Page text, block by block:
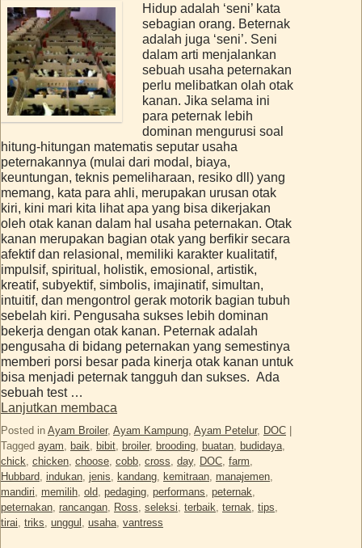
Hidup adalah ‘seni’ kata
sebagian orang. Beternak
adalah juga ‘seni’. Seni
dalam arti menjalankan
sebuah usaha peternakan
perlu melibatkan olah otak
kanan. Jika selama ini
para peternak lebih
dominan mengurusi soal
hitung-hitungan matematis seputar usaha
peternakannya (mulai dari modal, biaya,
keuntungan, teknis pemeliharaan, resiko dll) yang
memang, kata para ahli, merupakan urusan otak
kiri, kini mari kita lihat apa yang bisa dikerjakan
oleh otak kanan dalam hal usaha peternakan. Otak
kanan merupakan bagian otak yang berfikir secara
afektif dan relasional, memiliki karakter kualitatif,
impulsif, spiritual, holistik, emosional, artistik,
kreatif, subyektif, simbolis, imajinatif, simultan,
intuitif, dan mengontrol gerak motorik bagian tubuh
sebelah kiri. Pengusaha sukses lebih dominan
bekerja dengan otak kanan. Peternak adalah
pengusaha di bidang peternakan yang semestinya
memberi porsi besar pada kinerja otak kanan untuk
bisa menjadi peternak tangguh dan sukses. Ada
sebuah test …
Lanjutkan membaca
Posted in Ayam Broiler, Ayam Kampung, Ayam Petelur, DOC
Tagged ayam, baik, bibit, broiler, brooding, buatan, budidaya,
chick, chicken, choose, cobb, cross, day, DOC, farm,
Hubbard, indukan, jenis, kandang, kemitraan, manajemen,
mandiri, memilih, old, pedaging, performans, peternak,
peternakan, rancangan, Ross, seleksi, terbaik, ternak, tips,
tirai, triks, unggul , usaha, vantress